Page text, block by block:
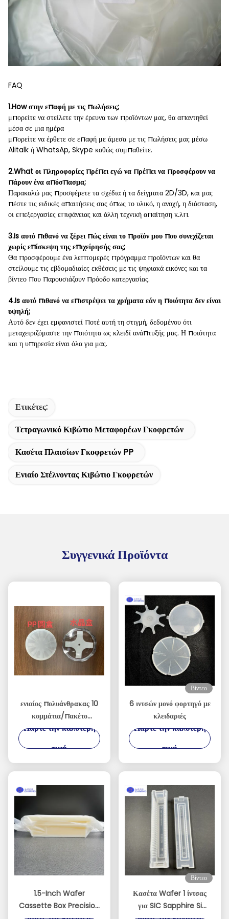
FAQ
1.How στην επαφή με τις πωλήσεις;
μπορείτε να στείλετε την έρευνα των προϊόντων μας, θα απαντηθεί
μέσα σε μια ημέρα
μπορείτε να έρθετε σε επαφή με άμεσα με τις πωλήσεις μας μέσω
Alitalk ή WhatsAp, Skype καθώς συμπαθείτε.
2.What οι πληροφορίες πρέπει εγώ να πρέπει να προσφέρουν να
πάρουν ένα απόσπασμα;
Παρακαλώ μας προσφέρετε τα σχέδια ή τα δείγματα 2D/3D, και μας
πέστε τις ειδικές απαιτήσεις σας όπως το υλικό, η ανοχή, η διάσταση,
οι επεξεργασίες επιφάνειας και άλλη τεχνική απαίτηση κ.λπ.
3.Is αυτό πιθανό να ξέρει πώς είναι το προϊόν μου που συνεχίζεται
χωρίς επίσκεψη της επιχείρησής σας;
Θα προσφέρουμε ένα λεπτομερές πρόγραμμα προϊόντων και θα
στείλουμε τις εβδομαδιαίες εκθέσεις με τις ψηφιακά εικόνες και τα
βίντεο που παρουσιάζουν πρόοδο κατεργασίας.
4.Is αυτό πιθανό να επιστρέψει τα χρήματα εάν η ποιότητα δεν είναι
υψηλή;
Αυτό δεν έχει εμφανιστεί ποτέ αυτή τη στιγμή, δεδομένου ότι
μεταχειριζόμαστε την ποιότητα ως κλειδί ανάπτυξής μας. Η ποιότητα
και η υπηρεσία είναι όλα για μας.
Ετικέτες:
Τετραγωνικό Κιβώτιο Μεταφορέων Γκοφρετών
Κασέτα Πλαισίων Γκοφρετών PP
Ενιαίο Στέλνοντας Κιβώτιο Γκοφρετών
Συγγενικά Προϊόντα
ενιαίος πολυάνθρακας 10
κομμάτια/πακέτο
περίπτωσης μεταφορέων
γκοφρετών 2inch 4inch
Πάρτε την καλύτερη
τιμή
Βίντεο
6 ιντσών μονό φορτηγό με
κλειδαριές
Πάρτε την καλύτερη
τιμή
1.5-Inch Wafer
Cassette Box Precision
Βίντεο
Κασέτα Wafer 1 ίντσας
για SIC Sapphire Si